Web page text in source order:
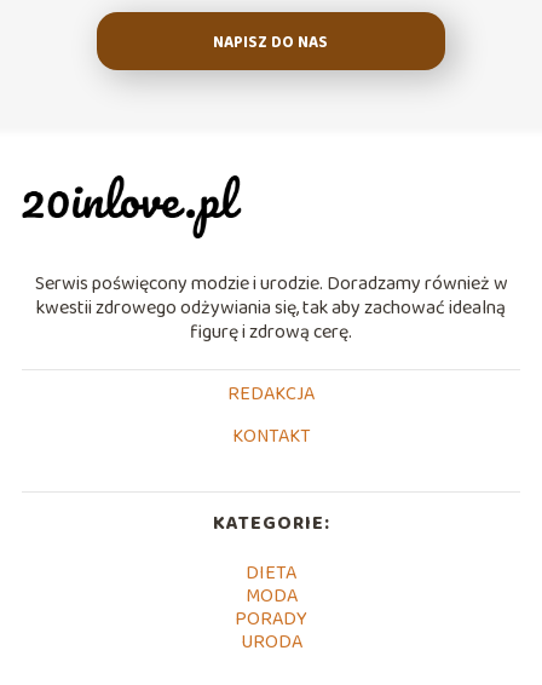
NAPISZ DO NAS
Serwis poświęcony modzie i urodzie. Doradzamy również w
kwestii zdrowego odżywiania się, tak aby zachować idealną
figurę i zdrową cerę.
REDAKCJA
KONTAKT
KATEGORIE:
DIETA
MODA
PORADY
URODA